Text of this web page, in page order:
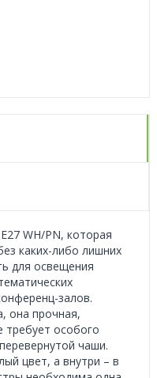
WH/PN, которая
каких-либо лишних
для освещения
залов.
она прочная,
требует особого
чаши.
цвет, а внутри – в